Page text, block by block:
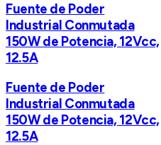
Fuente de Poder
Industrial Conmutada
150W de Potencia, 12Vcc,
12.5A
Fuente de Poder
Industrial Conmutada
150W de Potencia, 12Vcc,
12.5A